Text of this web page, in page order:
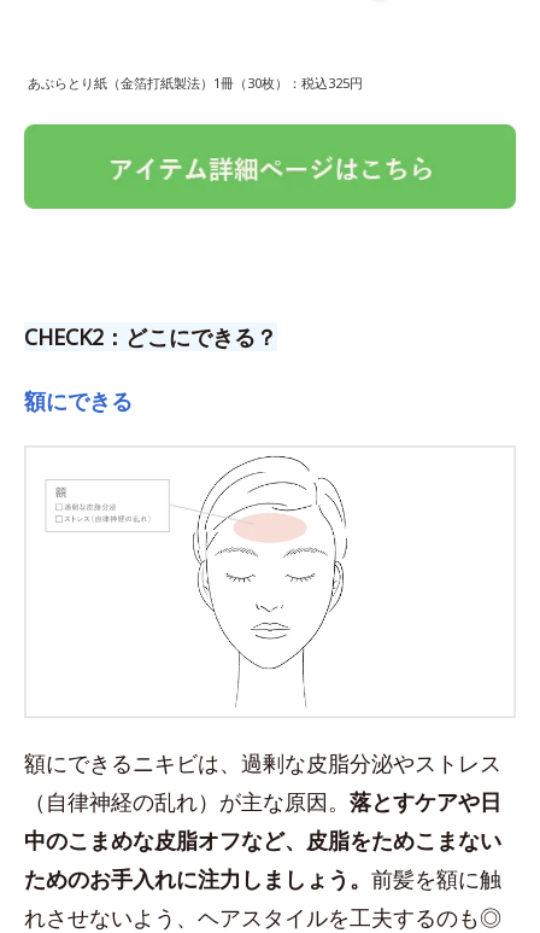
あぶらとり紙（金箔打紙製法）1冊（30枚）：税込325円
CHECK2：どこにできる？
額にできる
額にできるニキビは、過剰な皮脂分泌やストレス
（自律神経の乱れ）が主な原因。 落とすケアや日
中のこまめな皮脂オフなど、皮脂をためこまない
ためのお手入れに注力しましょう。 前髪を額に触
れさせないよう、ヘアスタイルを工夫するのも◎